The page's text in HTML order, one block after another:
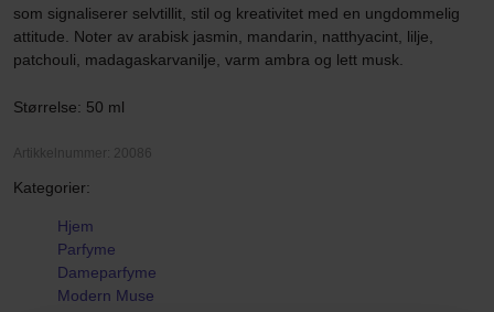
som signaliserer selvtillit, stil og kreativitet med en ungdommelig
attitude. Noter av arabisk jasmin, mandarin, natthyacint, lilje,
patchouli, madagaskarvanilje, varm ambra og lett musk.
Størrelse: 50 ml
Artikkelnummer: 20086
Kategorier:
Hjem
Parfyme
Dameparfyme
Modern Muse